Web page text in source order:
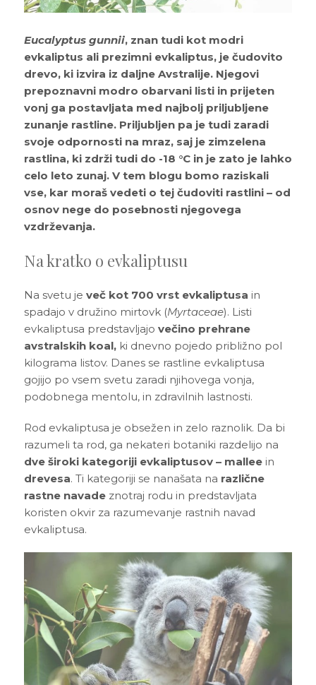
Eucalyptus gunnii, znan tudi kot modri
evkaliptus ali prezimni evkaliptus, je čudovito
drevo, ki izvira iz daljne Avstralije. Njegovi
prepoznavni modro obarvani listi in prijeten
vonj ga postavljata med najbolj priljubljene
zunanje rastline. Priljubljen pa je tudi zaradi
svoje odpornosti na mraz, saj je zimzelena
rastlina, ki zdrži tudi do -18 °C in je zato je lahko
celo leto zunaj. V tem blogu bomo raziskali
vse, kar moraš vedeti o tej čudoviti rastlini – od
osnov nege do posebnosti njegovega
vzdrževanja.
Na kratko o evkaliptusu
Na svetu je več kot 700 vrst evkaliptusa in
spadajo v družino mirtovk (Myrtaceae). Listi
evkaliptusa predstavljajo večino prehrane
avstralskih koal,ki dnevno pojedo približno pol
kilograma listov. Danes se rastline evkaliptusa
gojijo po vsem svetu zaradi njihovega vonja,
podobnega mentolu, in zdravilnih lastnosti.
Rod evkaliptusa je obsežen in zelo raznolik. Da bi
razumeli ta rod, ga nekateri botaniki razdelijo na
dve široki kategoriji evkaliptusov – malleein
drevesa. Ti kategoriji se nanašata na različne
rastne navadeznotraj rodu in predstavljata
koristen okvir za razumevanje rastnih navad
evkaliptusa.
informacije
notranjih rastlin za tvoj dom
popolne notranje rastline za svoj dom, je
izbrati lepe in zanimive, predvsem pa
zunanjih rastlin
s krošnjo (Olea europaea) (L)
na letni čas, vsi sanjamo o toplih
plažah. In če me prineseš…
Dodaj v košarico
3D tiskani lonci
informacije
z mero: Higrometer kot
pripomoček za tvoje rastline
precej zapleteno. Preveč vode lahko povzroči
korenin, premalo pa…
Preberi prispevek
stvari, katerih ni na seznamu? Želite
724 385
plants.com
135, Ljubljana Vič
sreda, četrtek in petek: 11:00-19:00
in sobota: 9:00-15:00
o Džungla Plants
informacije
pravilo - kdaj, kako in koliko
rastlino?
vprašanje, ki nam ga ljudje zastavljajo,
ni ravno najenostavnejši, saj…
Preberi prispevek